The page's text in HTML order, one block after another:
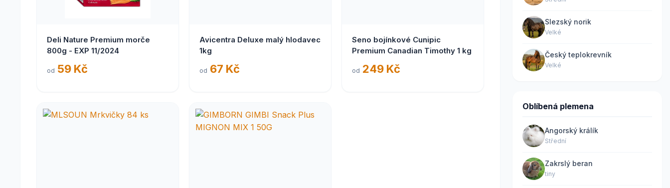
Deli Nature Premium morče
800g - EXP 11/2024
od 59 Kč
Avicentra Deluxe malý hlodavec
1kg
od 67 Kč
Seno bojínkové Cunipic
Premium Canadian Timothy 1 kg
od 249 Kč
Slezský norik
Velké
Český teplokrevník
Velké
Oblíbená plemena
Angorský králík
Střední
Zakrslý beran
tiny